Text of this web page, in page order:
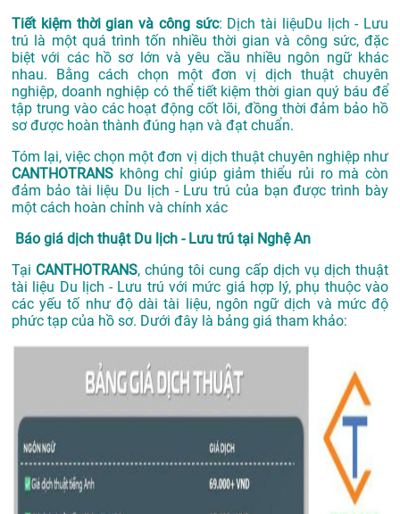
Tiết kiệm thời gian và công sức: Dịch tài liệuDu lịch - Lưu
trú là một quá trình tốn nhiều thời gian và công sức, đặc
biệt với các hồ sơ lớn và yêu cầu nhiều ngôn ngữ khác
nhau. Bằng cách chọn một đơn vị dịch thuật chuyên
nghiệp, doanh nghiệp có thể tiết kiệm thời gian quý báu để
tập trung vào các hoạt động cốt lõi, đồng thời đảm bảo hồ
sơ được hoàn thành đúng hạn và đạt chuẩn.
Tóm lại, việc chọn một đơn vị dịch thuật chuyên nghiệp như
CANTHOTRANS không chỉ giúp giảm thiểu rủi ro mà còn
đảm bảo tài liệu Du lịch - Lưu trú của bạn được trình bày
một cách hoàn chỉnh và chính xác
Báo giá dịch thuật Du lịch - Lưu trú tại Nghệ An
Tại CANTHOTRANS, chúng tôi cung cấp dịch vụ dịch thuật
tài liệu Du lịch - Lưu trú với mức giá hợp lý, phụ thuộc vào
các yếu tố như độ dài tài liệu, ngôn ngữ dịch và mức độ
phức tạp của hồ sơ. Dưới đây là bảng giá tham khảo: